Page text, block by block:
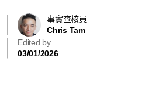
事實查核員
Chris Tam
Edited by
03/01/2026